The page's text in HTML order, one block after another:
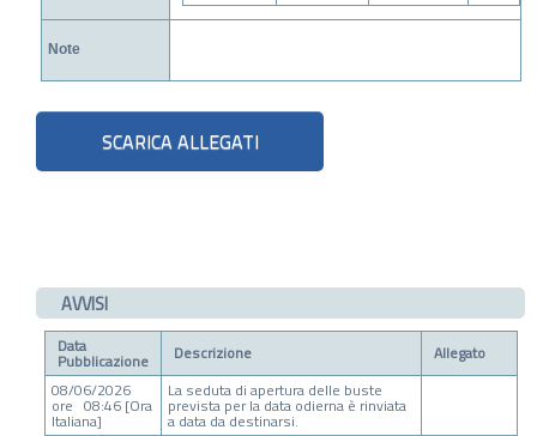
Note
AVVISI
Data
Pubblicazione Descrizione
Allegato
08/06/2026
ore 08:46 [Ora
Italiana]
La seduta di apertura delle buste
prevista per la data odierna è rinviata
a data da destinarsi.